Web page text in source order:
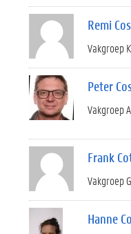
Remi
Vakgroep
Peter
Vakgroep
Frank
Vakgroep
Hanne